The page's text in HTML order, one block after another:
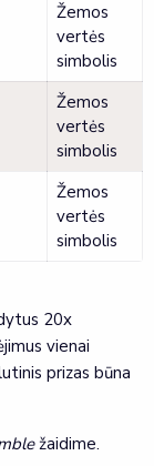
Žemos
vertės
simbolis
Žemos
vertės
simbolis
Žemos
vertės
simbolis
20x
vienai
prizas būna
žaidime.